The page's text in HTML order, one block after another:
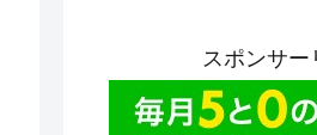
スポンサー